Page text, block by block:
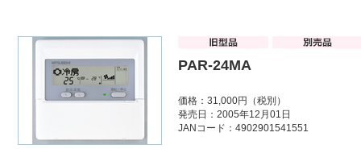
PAR-24MA
価格：31,000円（税別）
発売日：2005年12月01日
JANコード：4902901541551